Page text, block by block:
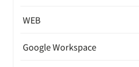
WEB
Google Workspace